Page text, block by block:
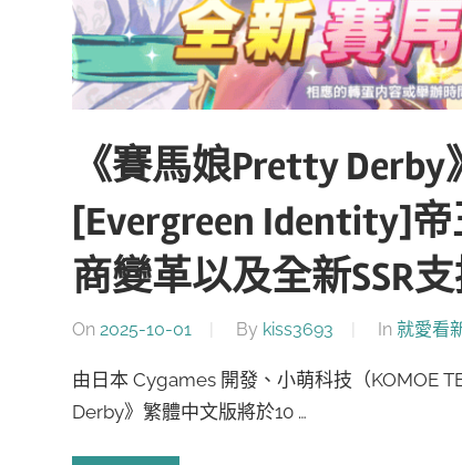
《賽馬娘Pretty
[Evergreen Identity]
商變革以及全新SSR支
On 2025-10-01 By kiss3693 In 就愛看
由日本 Cygames 開發、小萌科技（KOMOE
Derby》繁體中文版將於10 …